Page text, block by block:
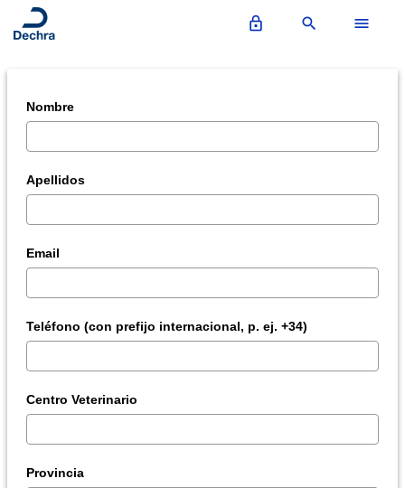
lock_outline search menu
Nombre
Apellidos
Email
Teléfono (con prefijo internacional, p. ej. +34)
Centro Veterinario
Provincia